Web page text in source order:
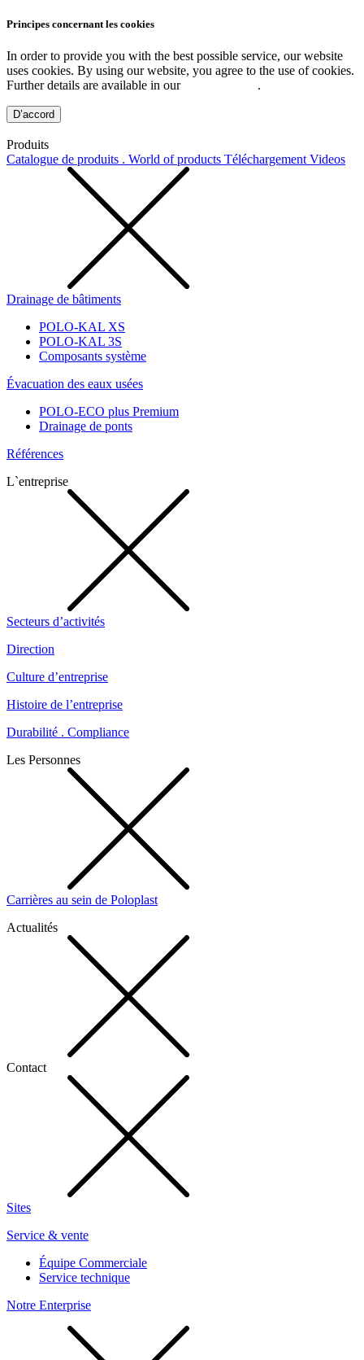
Principes concernant les cookies
In order to provide you with the best possible service, our website
uses cookies. By using our website, you agree to the use of cookies.
Further details are available in our
.
D’accord
Produits
Catalogue de produits . World of products Téléchargement Videos
Drainage de bâtiments
POLO-KAL XS
POLO-KAL 3S
Composants système
Évacuation des eaux usées
POLO-ECO plus Premium
Drainage de ponts
Références
L`entreprise
Secteurs d’activités
Direction
Culture d’entreprise
Histoire de l’entreprise
Durabilité . Compliance
Les Personnes
Carrières au sein de Poloplast
Actualités
Contact
Sites
Service & vente
Équipe Commerciale
Service technique
Notre Enterprise